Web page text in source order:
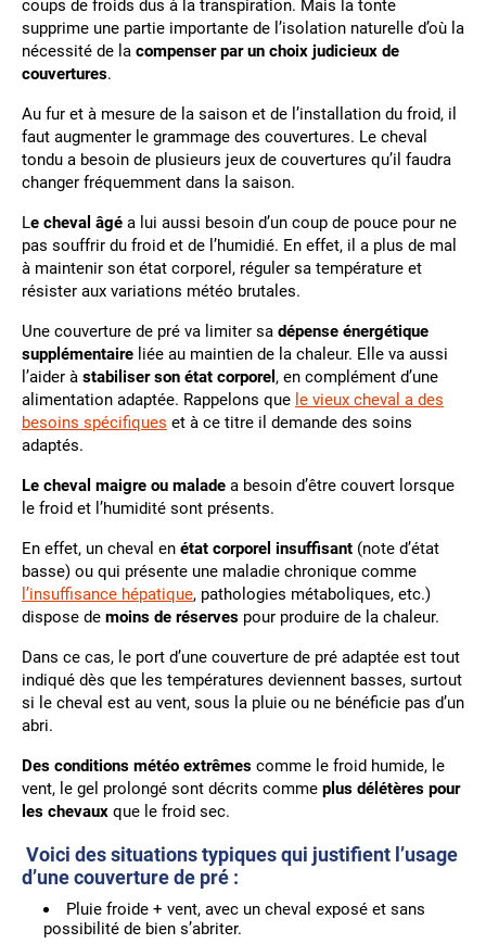
coups de froids dus à la transpiration. Mais la tonte
supprime une partie importante de l’isolation naturelle d’où la
nécessité de la compenser par un choix judicieux de
couvertures.
Au fur et à mesure de la saison et de l’installation du froid, il
faut augmenter le grammage des couvertures. Le cheval
tondu a besoin de plusieurs jeux de couvertures qu’il faudra
changer fréquemment dans la saison.
Le cheval âgé a lui aussi besoin d’un coup de pouce pour ne
pas souffrir du froid et de l’humidié. En effet, il a plus de mal
à maintenir son état corporel, réguler sa température et
résister aux variations météo brutales.
Une couverture de pré va limiter sa dépense énergétique
supplémentaire liée au maintien de la chaleur. Elle va aussi
l’aider à stabiliser son état corporel , en complément d’une
alimentation adaptée. Rappelons que le vieux cheval a des
besoins spécifiques et à ce titre il demande des soins
adaptés.
Le cheval maigre ou malade a besoin d’être couvert lorsque
le froid et l’humidité sont présents.
En effet, un cheval en état corporel insuffisant (note d’état
basse) ou qui présente une maladie chronique comme
l’insuffisance hépatique, pathologies métaboliques, etc.)
dispose de moins de réserves pour produire de la chaleur.
Dans ce cas, le port d’une couverture de pré adaptée est tout
indiqué dès que les températures deviennent basses, surtout
si le cheval est au vent, sous la pluie ou ne bénéficie pas d’un
abri.
Des conditions météo extrêmes comme le froid humide, le
vent, le gel prolongé sont décrits comme plus délétères pour
les chevaux que le froid sec.
Voici des situations typiques qui justifient l’usage
d’une couverture de pré :
Pluie froide + vent, avec un cheval exposé et sans
possibilité de bien s’abriter.